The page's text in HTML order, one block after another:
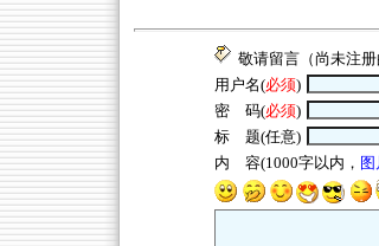
敬请留言（尚未注
用户名(必须)
密 码(必须)
标 题(任意)
内 容(1000字以内，